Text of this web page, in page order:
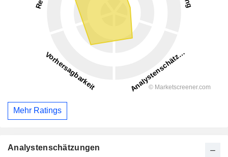
Mehr Ratings
Analystenschätzungen